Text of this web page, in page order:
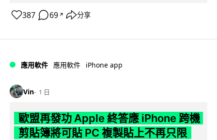
387 69 ↗ 分享
應用軟件 應用軟件 iPhone app
Vin 1 日
歐盟再發功 Apple 終答應 iPhone 跨機
剪貼簿將可貼 PC 複製貼上不再只限